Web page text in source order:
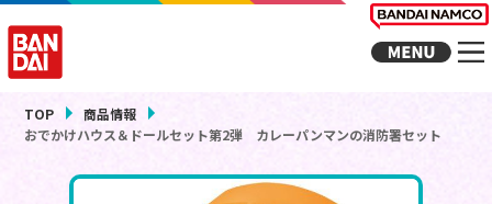
TOP
商品情報
おでかけハウス＆ドールセット第2弾 カレーパンマンの消防署セット